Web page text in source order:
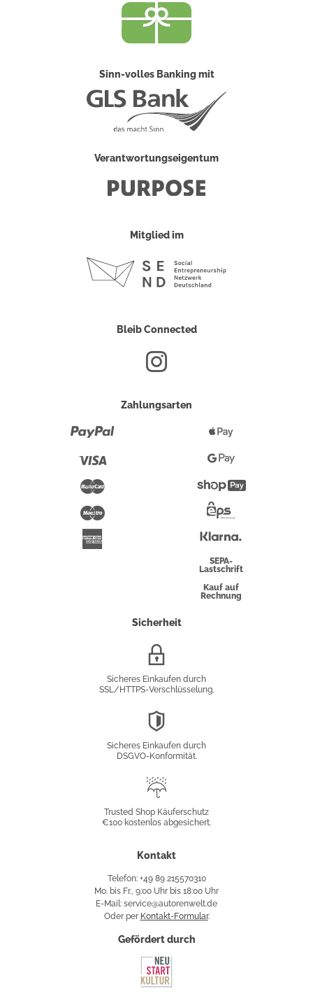
Sinn-volles Banking mit
Verantwortungseigentum
Mitglied im
Bleib Connected
Zahlungsarten
Maestro
Pay
Google
Pay
Überweisung
SEPA-
Lastschrift
Kauf auf
Rechnung
Sicherheit
Sicheres Einkaufen durch
SSL/HTTPS-Verschlüsselung.
Sicheres Einkaufen durch
DSGVO-Konformität.
Käuferschutz
Trusted Shop Käuferschutz
€100 kostenlos abgesichert.
Kontakt
Telefon: +49 89 215570310
Mo. bis Fr., 9:00 Uhr bis 18:00 Uhr
E-Mail: service@autorenwelt.de
Oder per Kontakt-Formular.
Gefördert durch